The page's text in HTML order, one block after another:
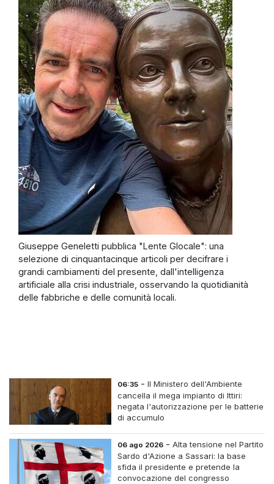
Giuseppe Geneletti pubblica "Lente Glocale": una
selezione di cinquantacinque articoli per decifrare i
grandi cambiamenti del presente, dall'intelligenza
artificiale alla crisi industriale, osservando la quotidianità
delle fabbriche e delle comunità locali.
06:35 -Il Ministero dell'Ambiente
cancella il mega impianto di Ittiri:
negata l'autorizzazione per le batterie
di accumulo
06 ago 2026 -Alta tensione nel Partito
Sardo d'Azione a Sassari: la base
sfida il presidente e pretende la
convocazione del congresso